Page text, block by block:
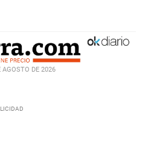
AGOSTO DE 2026